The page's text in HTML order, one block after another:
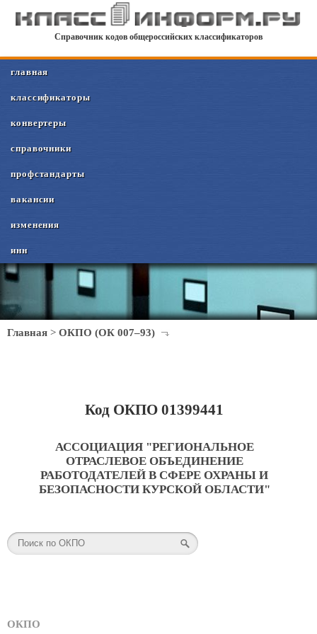
Справочник кодов общероссийских классификаторов
главная
классификаторы
конвертеры
справочники
профстандарты
вакансии
изменения
инн
Главная > ОКПО (ОК 007–93)
Код ОКПО 01399441
АССОЦИАЦИЯ "РЕГИОНАЛЬНОЕ
ОТРАСЛЕВОЕ ОБЪЕДИНЕНИЕ
РАБОТОДАТЕЛЕЙ В СФЕРЕ ОХРАНЫ И
БЕЗОПАСНОСТИ КУРСКОЙ ОБЛАСТИ"
ОКПО